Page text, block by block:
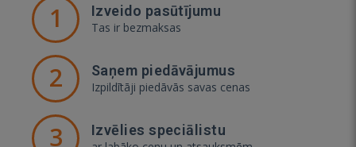
1 Izveido pasūtījumu
Tas ir bezmaksas
2 Saņem piedāvājumus
Izpildītāji piedāvās savas cenas
3 Izvēlies speciālistu